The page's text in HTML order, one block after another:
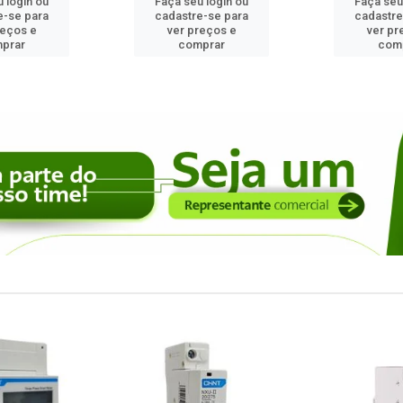
se para
e
cadastre-se para
ver preços e
comprar
ver